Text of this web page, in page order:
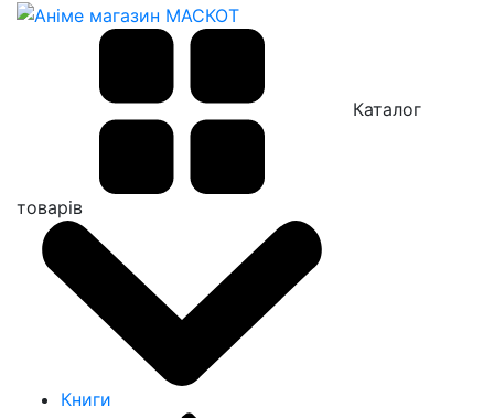
Каталог
товарів
Книги